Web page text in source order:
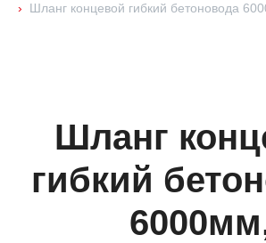
Шланг концевой гибкий бетоновода
Шланг
гибкий